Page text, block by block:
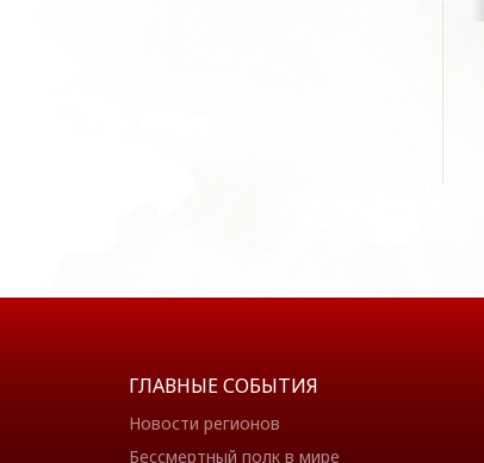
ГЛАВНЫЕ СОБЫТИЯ
Новости регионов
Бессмертный полк в мире